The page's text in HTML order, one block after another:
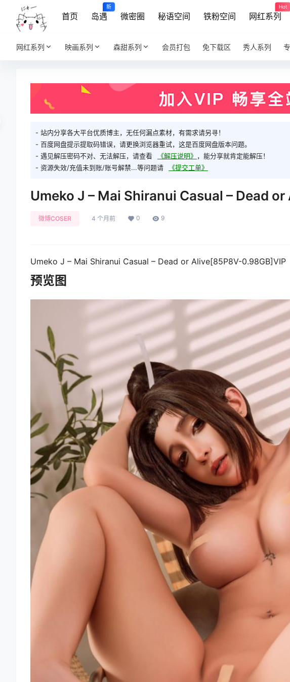
首页 岛遇
新
微密圈 秘语空间 铁粉空间 网红系列
Hot
网红系列 映画系列 森甜系列 会员打包 免下载区 秀人系列
- 站内分享各大平台优质博主，无任何漏点素材，有需求请另寻！
- 百度网盘提示提取码错误，请更换浏览器重试，这是百度网盘版本问题。
- 遇见解压密码不对、无法解压，请查看
《解压说明》 ，能分享就肯定能解压！
- 资源失效/充值未到账/账号解禁...等问题请
《提交工单》
Umeko J – Mai Shiranui Casual – Dead
微博COSER 4 个月前 0 9
Umeko J – Mai Shiranui Casual – Dead or Alive[85P8V-0.98GB]VIP
预览图